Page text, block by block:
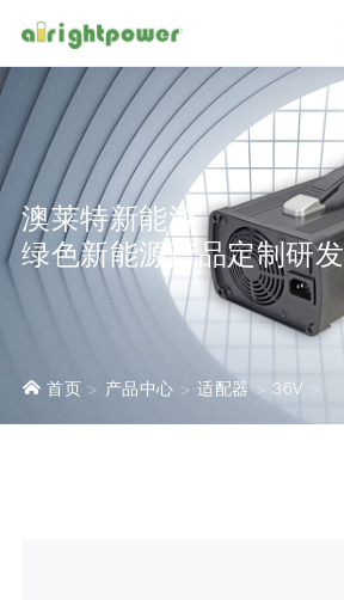
澳莱特新能源
绿色新能源产品定制研发
首页 产品中心 适配器 36V